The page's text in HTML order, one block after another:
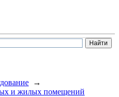
→
и жилых помещений